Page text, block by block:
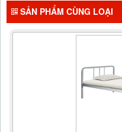
SẢN PHẨM CÙNG LOẠI